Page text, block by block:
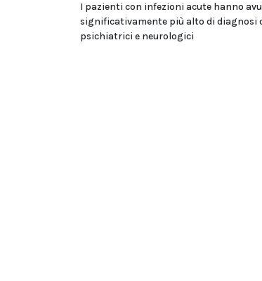
I pazienti con infezioni acute hanno
significativamente più alto di diagnosi
psichiatrici e neurologici